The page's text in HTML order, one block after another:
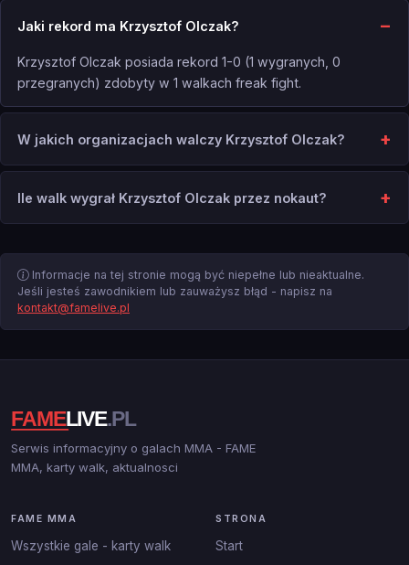
Jaki rekord ma Krzysztof Olczak?
Krzysztof Olczak posiada rekord 1-0 (1 wygranych, 0
przegranych) zdobyty w 1 walkach freak fight.
W jakich organizacjach walczy Krzysztof Olczak?
Ile walk wygrał Krzysztof Olczak przez nokaut?
Informacje na tej stronie mogą być niepełne lub nieaktualne.
Jeśli jesteś zawodnikiem lub zauważysz błąd - napisz na
kontakt@famelive.pl
Serwis informacyjny o galach MMA - FAME
MMA, karty walk, aktualnosci
FAME MMA
Wszystkie gale - karty walk
STRONA
Start